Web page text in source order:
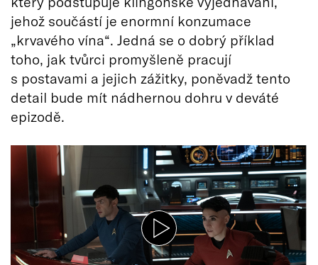
jehož součástí je enormní konzumace
„krvavého vína“. Jedná se o dobrý příklad
toho, jak tvůrci promyšleně pracují
s postavami a jejich zážitky, poněvadž tento
detail bude mít nádhernou dohru v deváté
epizodě.